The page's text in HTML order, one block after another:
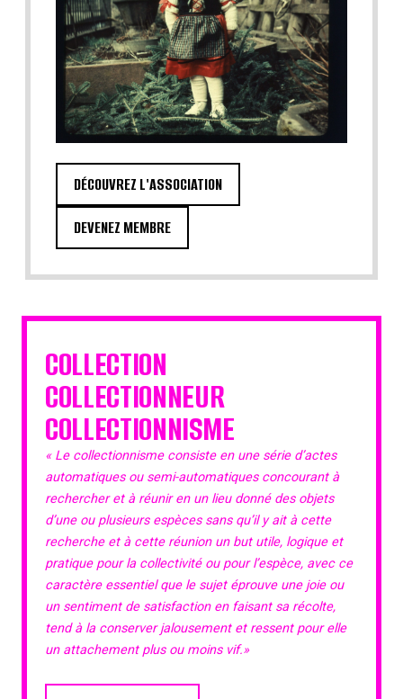
DÉCOUVREZ L'ASSOCIATION
DEVENEZ MEMBRE
COLLECTION
COLLECTIONNEUR
COLLECTIONNISME
« Le collectionnisme consiste en une série d’actes
automatiques ou semi-automatiques concourant à
rechercher et à réunir en un lieu donné des objets
d’une ou plusieurs espèces sans qu’il y ait à cette
recherche et à cette réunion un but utile, logique et
pratique pour la collectivité ou pour l’espèce, avec ce
caractère essentiel que le sujet éprouve une joie ou
un sentiment de satisfaction en faisant sa récolte,
tend à la conserver jalousement et ressent pour elle
un attachement plus ou moins vif.»